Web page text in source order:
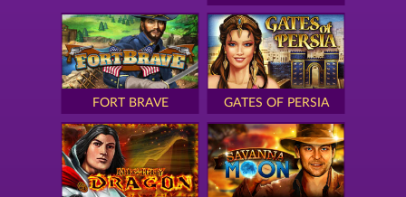
FORT BRAVE GATES OF PERSIA